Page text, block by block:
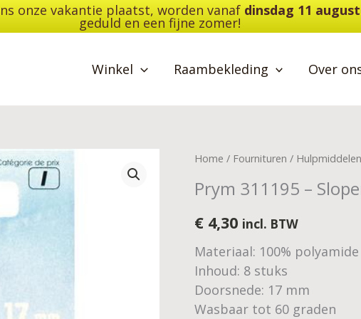
onze vakantie plaatst, worden vanaf dinsdag 11
geduld en een fijne zomer!
Winkel Raambekleding Over
Home / Fournituren / Hulpmiddelen
Prym 311195 –
€ 4,30 incl. BTW
Materiaal: 100% polyamide
Inhoud: 8 stuks
Doorsnede: 17 mm
Wasbaar tot 60 graden
Prym
-
Slopenknopen
aantal